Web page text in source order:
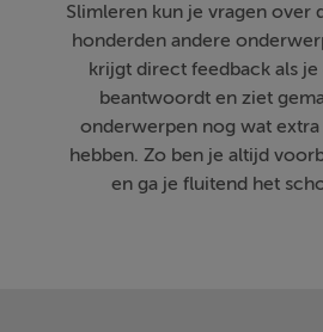
Slimleren kun je vragen over
honderden andere
krijgt direct feedback als
beantwoordt en ziet
onderwerpen nog wat extra
hebben. Zo ben je altijd
en ga je fluitend het